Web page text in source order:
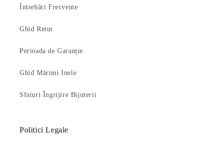
Întrebări Frecvente
Ghid Retur
Perioada de Garanție
Ghid Mărimi Inele
Sfaturi Îngrijire Bijuterii
Politici Legale